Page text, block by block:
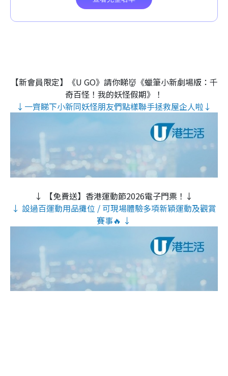
【新會員限定】《U GO》請你睇👹《蠟筆小新劇場版：千
奇百怪！我的妖怪假期》！
↓一齊睇下小新同妖怪朋友們點樣聯手拯救屋企人啦↓
↓ 【免費送】香港運動節2026電子門票！↓
↓ 設過百運動用品攤位 / 可現場體驗多項新穎運動及觀賞
賽事🔥 ↓